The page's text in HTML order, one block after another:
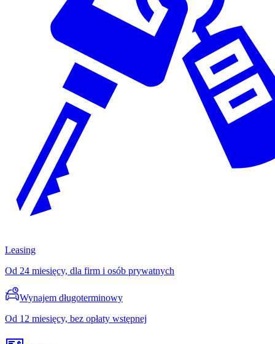
Leasing
Od 24 miesięcy, dla firm i osób prywatnych
Wynajem długoterminowy
Od 12 miesięcy, bez opłaty wstępnej